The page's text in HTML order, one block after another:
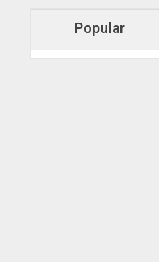
Popular